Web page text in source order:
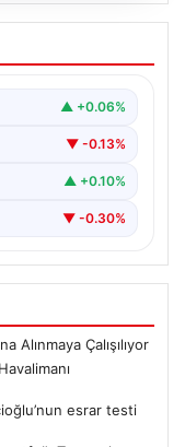
Kurtaran
Ödülü
Liam adlı
▲ +0.06%
▼ -0.13%
▲ +0.10%
▼ -0.30%
Alınmaya Çalışılıyor
esrar testi